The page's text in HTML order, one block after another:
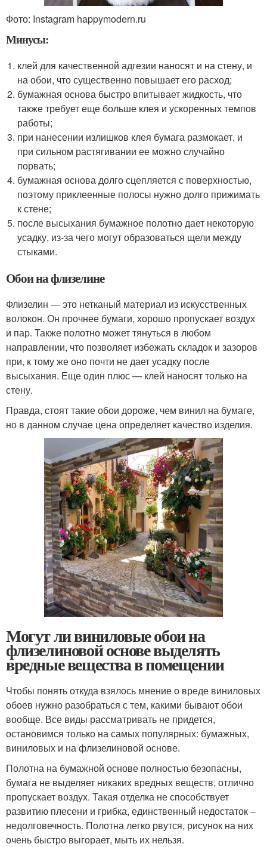
Фото: Instagram happymodern.ru
Минусы:
клей для качественной адгезии наносят и на стену, и
на обои, что существенно повышает его расход;
бумажная основа быстро впитывает жидкость, что
также требует еще больше клея и ускоренных темпов
работы;
при нанесении излишков клея бумага размокает, и
при сильном растягивании ее можно случайно
порвать;
бумажная основа долго сцепляется с поверхностью,
поэтому приклеенные полосы нужно долго прижимать
к стене;
после высыхания бумажное полотно дает некоторую
усадку, из-за чего могут образоваться щели между
стыками.
Обои на флизелине
Флизелин — это нетканый материал из искусственных
волокон. Он прочнее бумаги, хорошо пропускает воздух
и пар. Также полотно может тянуться в любом
направлении, что позволяет избежать складок и зазоров
при, к тому же оно почти не дает усадку после
высыхания. Еще один плюс — клей наносят только на
стену.
Правда, стоят такие обои дороже, чем винил на бумаге,
но в данном случае цена определяет качество изделия.
Могут ли виниловые обои на
флизелиновой основе выделять
вредные вещества в помещении
Чтобы понять откуда взялось мнение о вреде виниловых
обоев нужно разобраться с тем, какими бывают обои
вообще. Все виды рассматривать не придется,
остановимся только на самых популярных: бумажных,
виниловых и на флизелиновой основе.
Полотна на бумажной основе полностью безопасны,
бумага не выделяет никаких вредных веществ, отлично
пропускает воздух. Такая отделка не способствует
развитию плесени и грибка, единственный недостаток –
недолговечность. Полотна легко рвутся, рисунок на них
очень быстро выгорает, мыть их нельзя.